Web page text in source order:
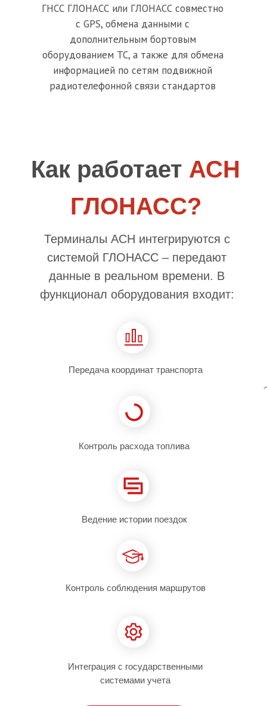
ГНСС ГЛОНАСС или ГЛОНАСС совместно
с GPS, обмена данными с
дополнительным бортовым
оборудованием ТС, а также для обмена
информацией по сетям подвижной
радиотелефонной связи стандартов
Терминалы АСН интегрируются с
системой ГЛОНАСС – передают
данные в реальном времени. В
функционал оборудования входит:
Как работает АСН
ГЛОНАСС?
Интеграция с государственными
системами учета
Контроль соблюдения маршрутов
Ведение истории поездок
Контроль расхода топлива
Передача координат транспорта
С